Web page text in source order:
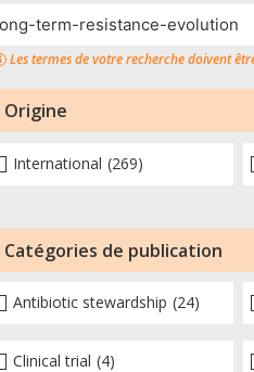
Les termes de votre recherche doivent
Origine
International (269)
Catégories de publication
Antibiotic stewardship (24)
Clinical trial (4)